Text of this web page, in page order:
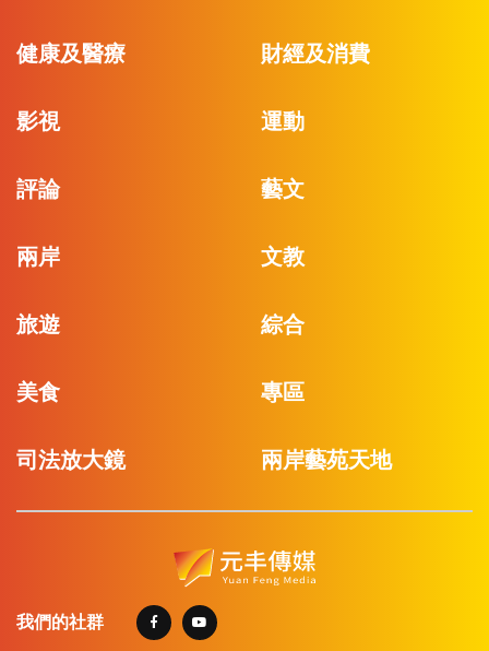
健康及醫療 財經及消費
影視 運動
評論 藝文
兩岸 文教
旅遊 綜合
美食 專區
司法放大鏡 兩岸藝苑天地
我們的社群